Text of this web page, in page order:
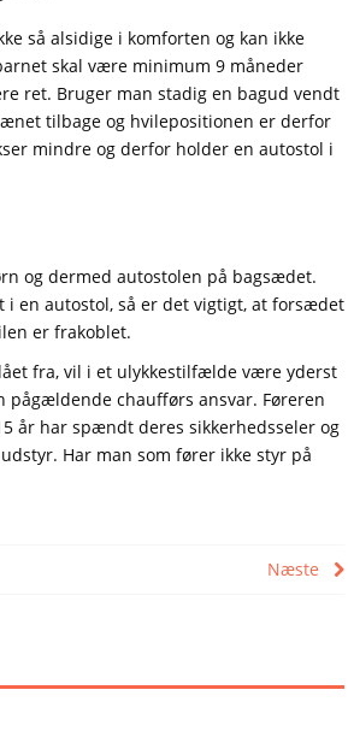
så alsidige i komforten og kan ikke
skal være minimum 9 måneder
ret. Bruger man stadig en bagud vendt
tilbage og hvilepositionen er derfor
mindre og derfor holder en autostol i
og dermed autostolen på bagsædet.
en autostol, så er det vigtigt, at forsædet
er frakoblet.
fra, vil i et ulykkestilfælde være yderst
pågældende chaufførs ansvar. Føreren
år har spændt deres sikkerhedsseler og
Har man som fører ikke styr på
Næste